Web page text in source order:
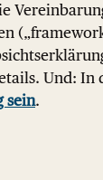
Und: In
sein.